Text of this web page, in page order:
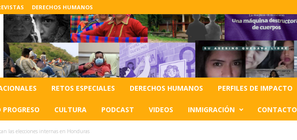
DERECHOS HUMANOS
RETOS ESPECIALES DERECHOS HUMANOS PERFILES DE IMPACTO
PROGRESO CULTURA PODCAST VIDEOS INMIGRACIÓN CONTACTO
las elecciones internas en Honduras